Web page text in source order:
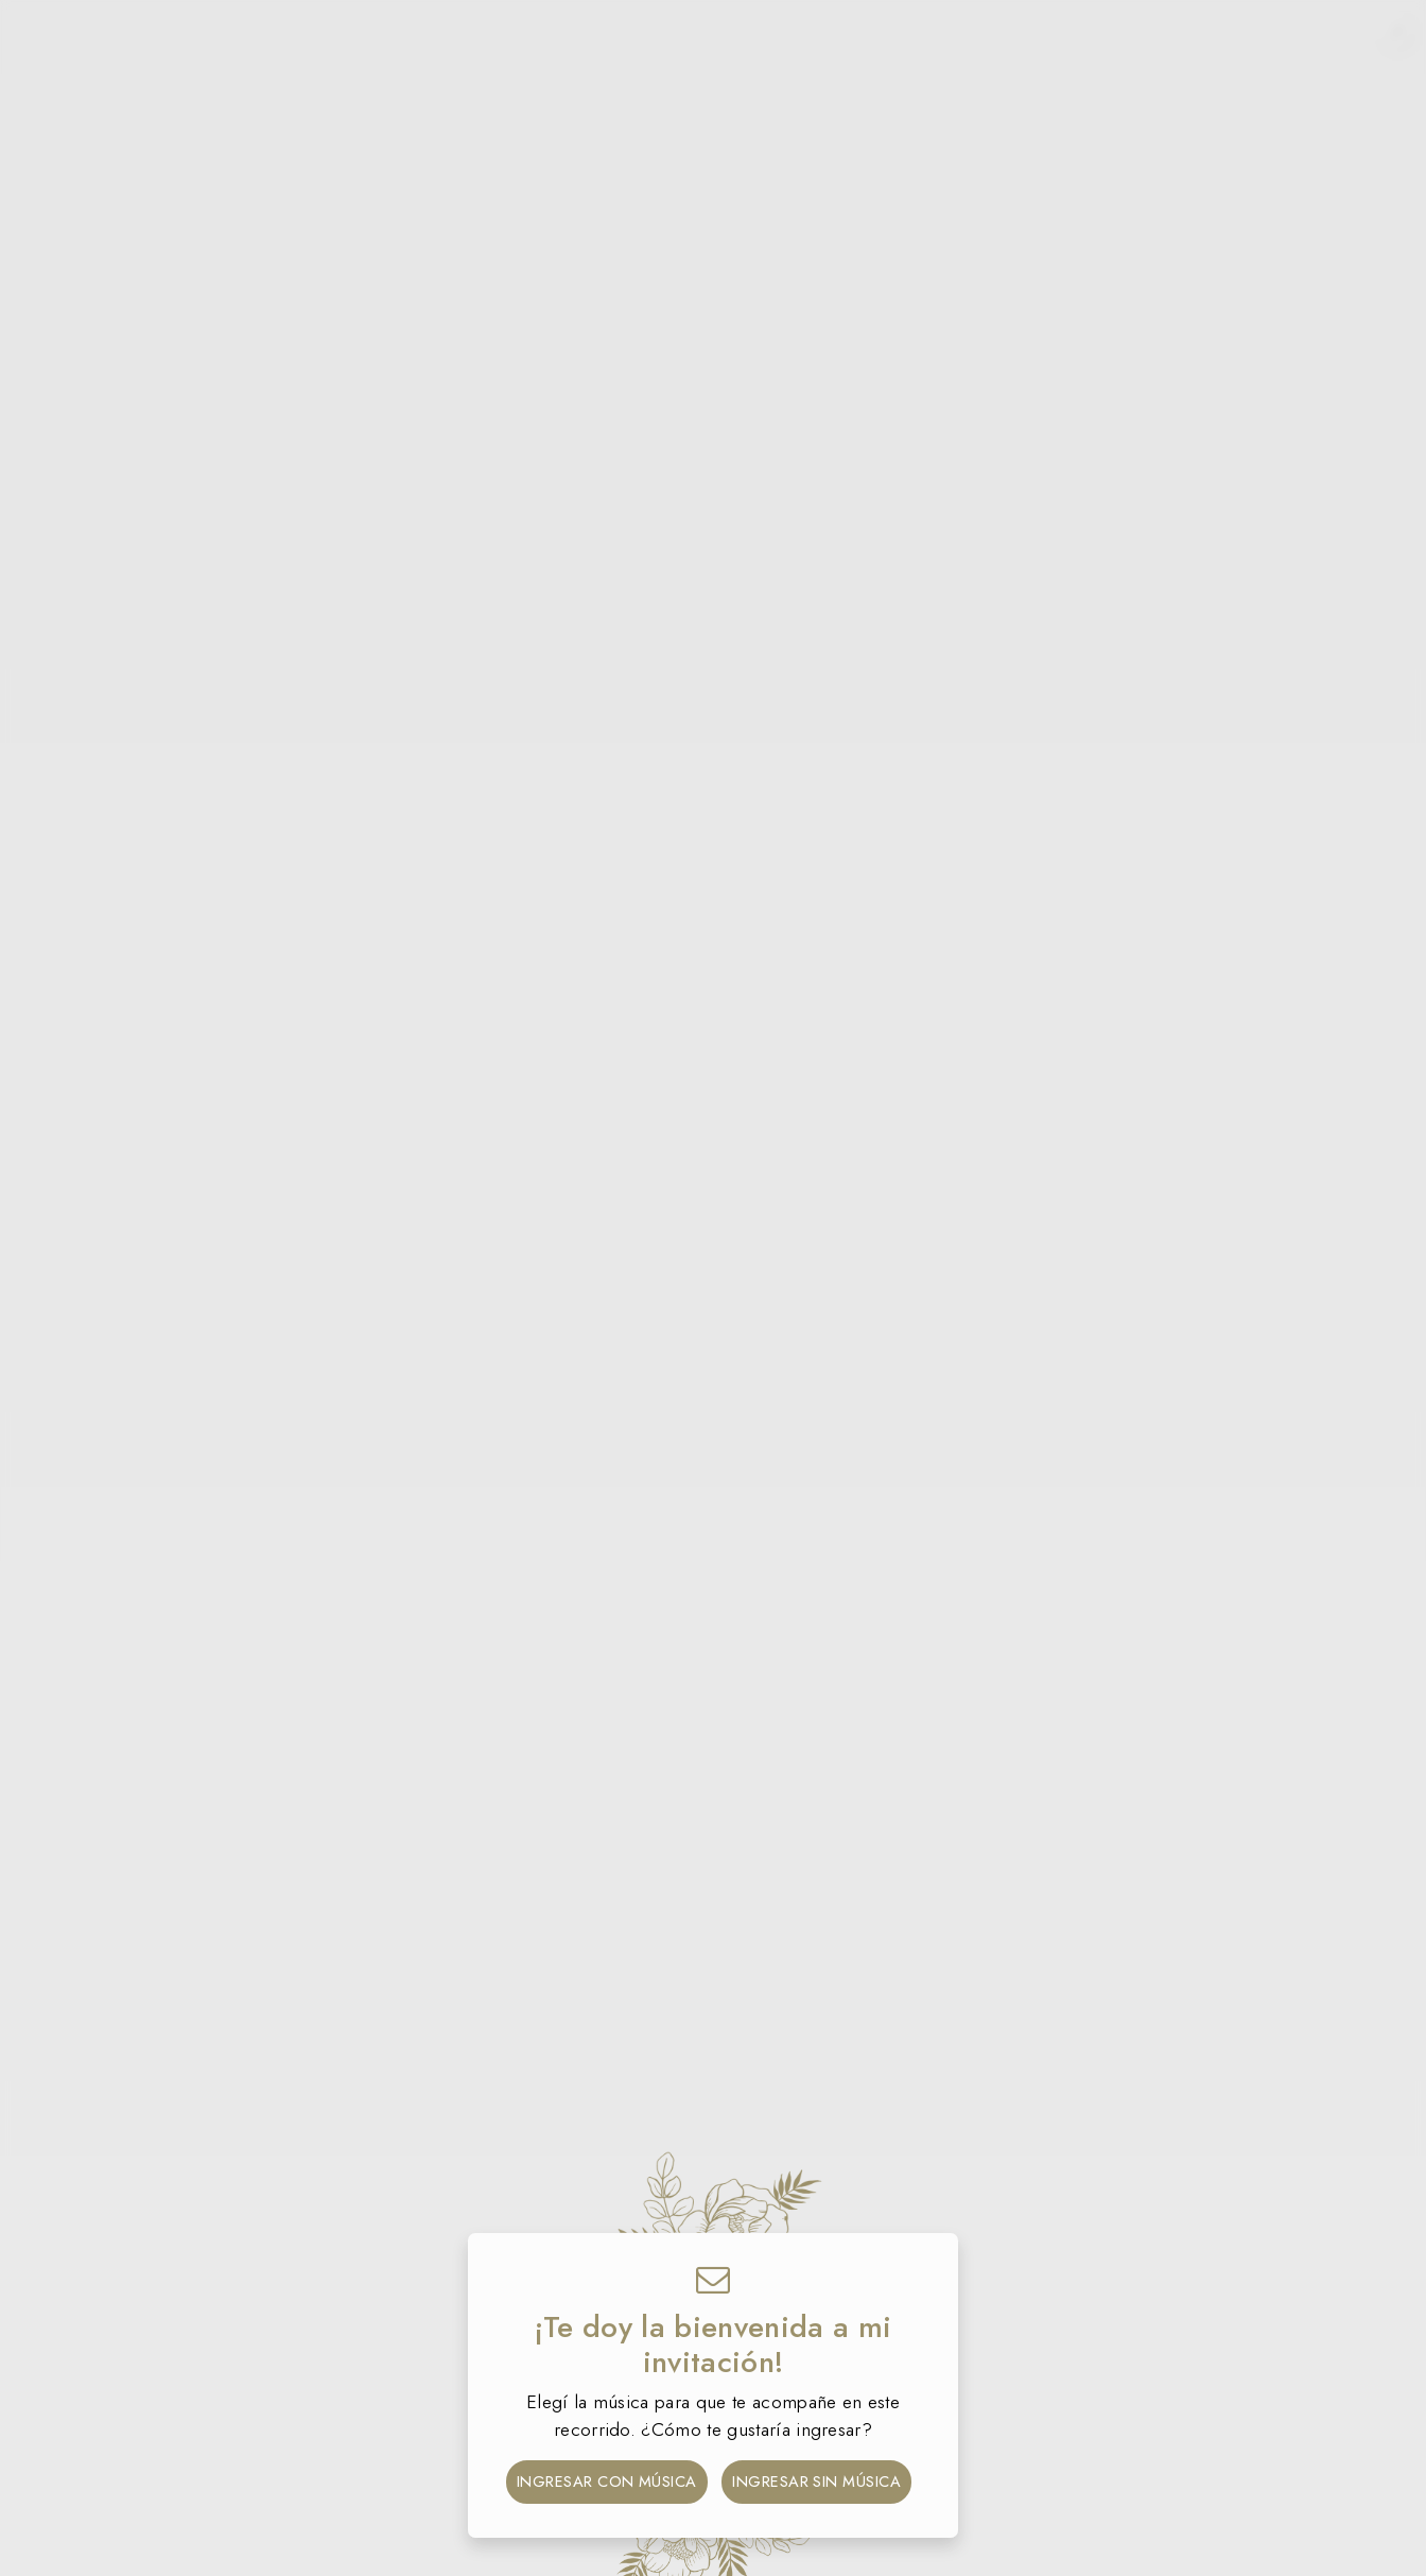
¡Te doy la bienvenida a mi
invitación!
Elegí la música para que te acompañe en este
recorrido. ¿Cómo te gustaría ingresar?
INGRESAR CON MÚSICA INGRESAR SIN MÚSICA